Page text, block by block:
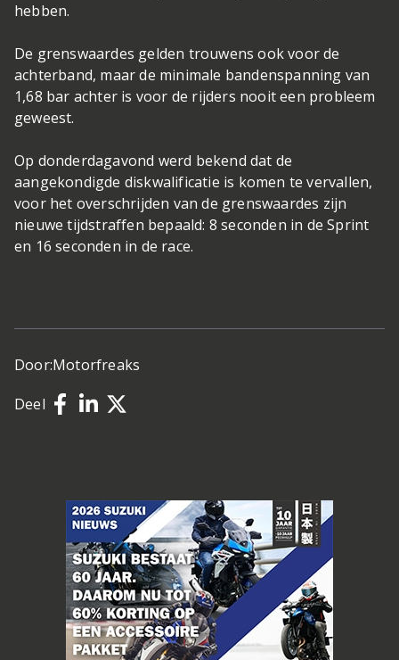
hebben.
De grenswaardes gelden trouwens ook voor de
achterband, maar de minimale bandenspanning van
1,68 bar achter is voor de rijders nooit een probleem
geweest.
Op donderdagavond werd bekend dat de
aangekondigde diskwalificatie is komen te vervallen,
voor het overschrijden van de grenswaardes zijn
nieuwe tijdstraffen bepaald: 8 seconden in de Sprint
en 16 seconden in de race.
Door:Motorfreaks
Deel